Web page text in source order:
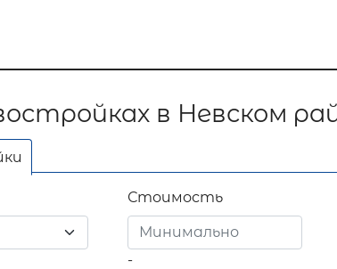
в Невском
Стоимость
-